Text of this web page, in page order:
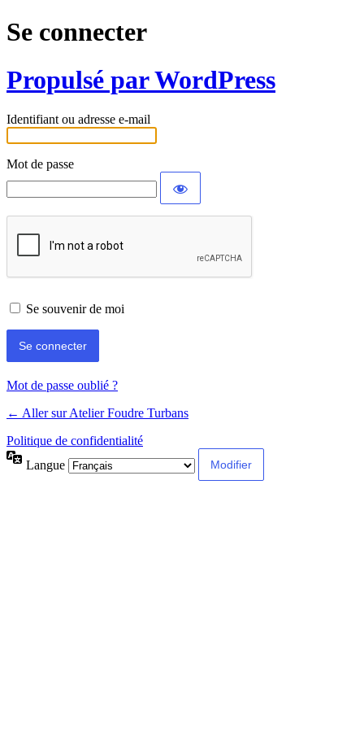
Se connecter
Propulsé par WordPress
Identifiant ou adresse e-mail
Mot de passe
Se souvenir de moi
Mot de passe oublié ?
← Aller sur Atelier Foudre Turbans
Politique de confidentialité
Langue